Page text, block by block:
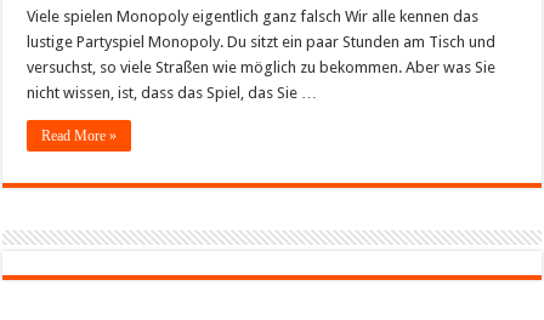
Viele spielen Monopoly eigentlich ganz falsch Wir alle kennen das
lustige Partyspiel Monopoly. Du sitzt ein paar Stunden am Tisch und
versuchst, so viele Straßen wie möglich zu bekommen. Aber was Sie
nicht wissen, ist, dass das Spiel, das Sie …
Read More »